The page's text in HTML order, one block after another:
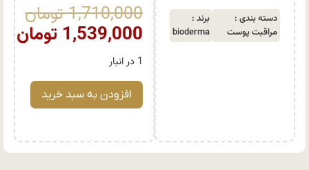
دسته بندی :
مراقبت پوست
برند :
bioderma
1,710,000تومان
1,539,000 تومان
1 در انبار
افزودن به سبد خرید